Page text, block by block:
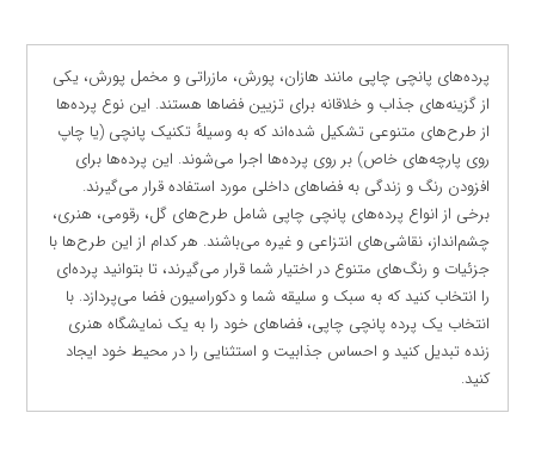
پرده‌های پانچی چاپی مانند هازان، پورش، مازراتی و مخمل پورش، یکی
از گزینه‌های جذاب و خلاقانه برای تزیین فضاها هستند. این نوع پرده‌ها
از طرح‌های متنوعی تشکیل شده‌اند که به وسیلهٔ تکنیک پانچی (یا چاپ
روی پارچه‌های خاص) بر روی پرده‌ها اجرا می‌شوند. این پرده‌ها برای
افزودن رنگ و زندگی به فضاهای داخلی مورد استفاده قرار می‌گیرند.
برخی از انواع پرده‌های پانچی چاپی شامل طرح‌های گل، رقومی، هنری،
چشم‌انداز، نقاشی‌های انتزاعی و غیره می‌باشند. هر کدام از این طرح‌ها با
جزئیات و رنگ‌های متنوع در اختیار شما قرار می‌گیرند، تا بتوانید پرده‌ای
را انتخاب کنید که به سبک و سلیقه شما و دکوراسیون فضا می‌پردازد. با
انتخاب یک پرده پانچی چاپی، فضاهای خود را به یک نمایشگاه هنری
زنده تبدیل کنید و احساس جذابیت و استثنایی را در محیط خود ایجاد
کنید.